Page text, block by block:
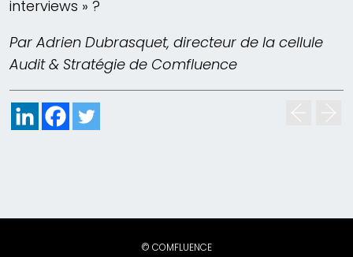
interviews » ?
Par Adrien Dubrasquet, directeur de la cellule
Audit & Stratégie de Comfluence
© COMFLUENCE